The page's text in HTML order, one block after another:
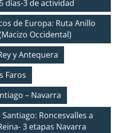
días-3 de actividad
de Europa: Ruta Anillo
Occidental)
y Antequera
Faros
– Navarra
Roncesvalles a
3 etapas Navarra